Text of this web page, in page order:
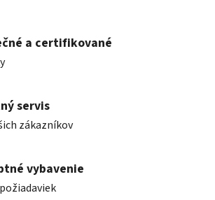
a certifikované
servis
zákazníkov
vybavenie